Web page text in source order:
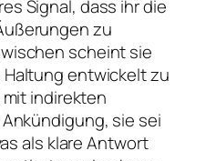
Signal, dass ihr die
zu
scheint sie
entwickelt zu
indirekten
sie sei
als klare Antwort